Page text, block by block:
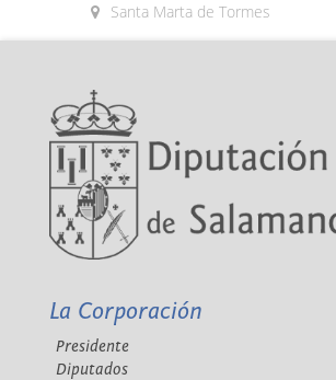
Santa Marta de Tormes
La Corporación
Presidente
Diputados